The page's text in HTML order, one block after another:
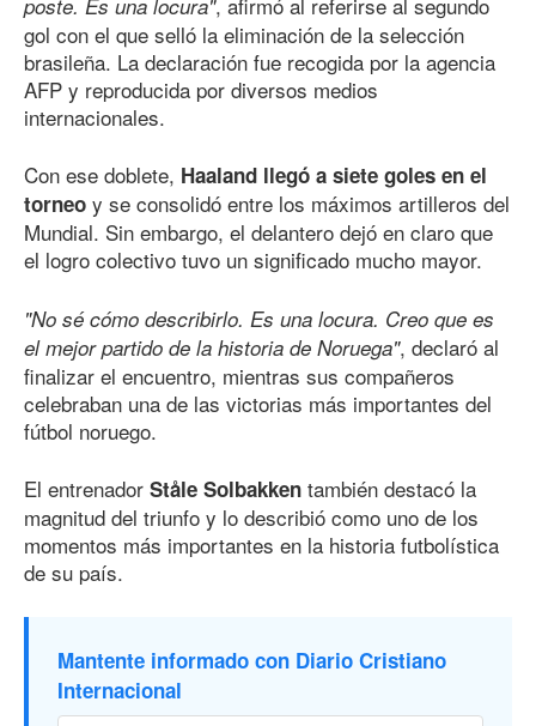
gol con el que selló la eliminación de la selección
brasileña. La declaración fue recogida por la agencia
AFP y reproducida por diversos medios
internacionales.
Con ese doblete, Haaland llegó a siete goles en el
torneo y se consolidó entre los máximos artilleros del
Mundial. Sin embargo, el delantero dejó en claro que
el logro colectivo tuvo un significado mucho mayor.
"No sé cómo describirlo. Es una locura. Creo que es
el mejor partido de la historia de Noruega", declaró al
finalizar el encuentro, mientras sus compañeros
celebraban una de las victorias más importantes del
fútbol noruego.
El entrenador Ståle Solbakken también destacó la
magnitud del triunfo y lo describió como uno de los
momentos más importantes en la historia futbolística
de su país.
Mantente informado con Diario Cristiano
Internacional